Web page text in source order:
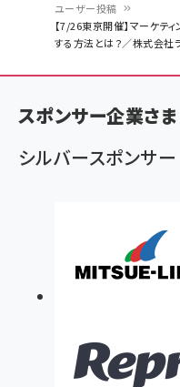
く
ず
ユーザー投稿
【7/26東京開催】マーケテ
する方法とは？／株式会社
スポンサー企業さま
シルバースポンサー